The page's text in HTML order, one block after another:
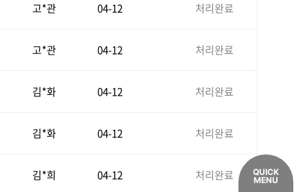
고*관 04-12 처리완료
고*관 04-12 처리완료
김*화 04-12 처리완료
김*화 04-12 처리완료
김*희 04-12 처리완료
QUICK
MENU